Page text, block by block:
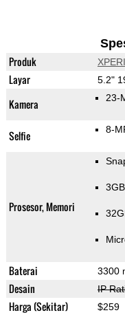
Produk
Layar 5.2"
Kamera 23-
Selfie 8-
Prosesor, Memori
Baterai 3300
Desain IP
Harga (Sekitar) $259